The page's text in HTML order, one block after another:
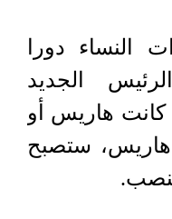
النساء دورا
الجديد
كانت هاريس أو
ستصبح